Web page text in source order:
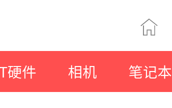
硬件 相机 笔记本